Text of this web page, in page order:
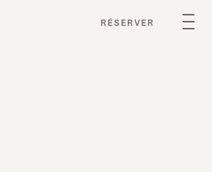
RÉSERVER